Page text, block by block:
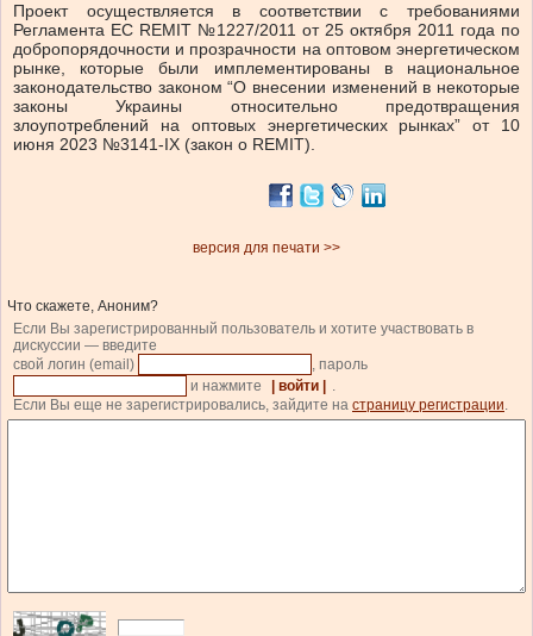
Проект осуществляется в соответствии с требованиями
Регламента ЕС REMIT №1227/2011 от 25 октября 2011 года по
добропорядочности и прозрачности на оптовом энергетическом
рынке, которые были имплементированы в национальное
законодательство законом “О внесении изменений в некоторые
законы Украины относительно предотвращения
злоупотреблений на оптовых энергетических рынках” от 10
июня 2023 №3141-IX (закон о REMIT).
версия для печати >>
Что скажете, Аноним?
Если Вы зарегистрированный пользователь и хотите участвовать в
дискуссии — введите
свой логин (email)
, пароль
и нажмите
| войти |
.
Если Вы еще не зарегистрировались, зайдите на страницу регистрации.